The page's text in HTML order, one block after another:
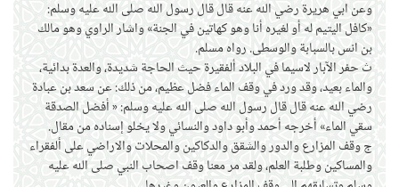
وعن ابي هريرة رضي الله عنه قال قال رسول الله صلى الله عليه وسلم:
«كافل اليتيم له أو لغيره أنا وهو كهاتين في الجنة» واشار الراوي وهو مالك
بن انس بالسبابة والوسطى. رواه مسلم.
ث حفر الآبار لاسيما في البلاد ألفقيرة حيث الحاجة شديدة، والعدة بدائية،
والماء بعيد، وقد ورد في وقف الماء فضل عظيم، من ذلك: عن سعد بن عبادة
رضي الله عنه قال قال رسول الله صلى الله عليه وسلم: « أفضل الصدقة
سقي الماء» أخرجه أحمد وأبو داود والنسائي ولا يخلو إسناده من مقال.
ج وقف المزارع والدور والشقق والدكاكين والمحلات والاراضي على ألفقراء
والمساكين وطلبة العلم، ولقد مر معنا وقف اصحاب النبي صلى الله عليه